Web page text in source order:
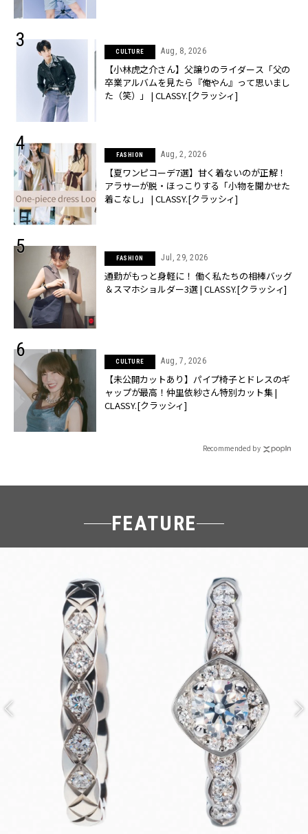
CULTURE Aug, 8, 2026
【小林虎之介さん】父譲りのライダース「父の
卒業アルバムを見たら『俺やん』って思いまし
た（笑）」 | CLASSY.[クラッシィ]
FASHION Aug, 2, 2026
【夏ワンピコーデ7選】甘く着ないのが正解！
アラサーが脱・ほっこりする「小物を聞かせた
着こなし」 | CLASSY.[クラッシィ]
FASHION Jul, 29, 2026
通勤がもっと身軽に！ 働く私たちの相棒バッグ
＆スマホショルダー3選 | CLASSY.[クラッシィ]
CULTURE Aug, 7, 2026
【未公開カットあり】パイプ椅子とドレスのギ
ャップが最高！仲里依紗さん特別カット集 |
CLASSY.[クラッシィ]
Recommended by
FEATURE